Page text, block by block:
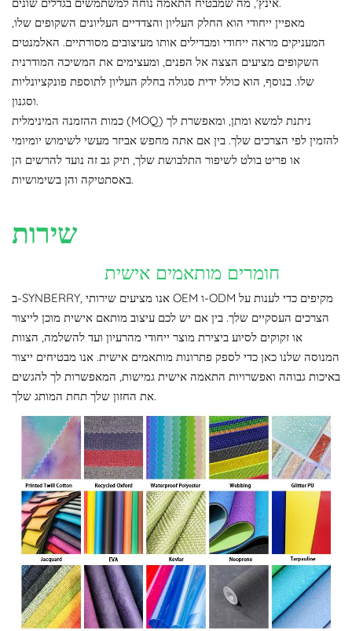
מאפיין ייחודי הוא החלק העליון והצדדיים העליונים השקופים שלו,
המעניקים מראה ייחודי ומבדילים אותו מעיצובים מסורתיים. האלמנטים
השקופים מציעים הצצה אל הפנים, ומעצימים את המשיכה המודרנית
שלו. בנוסף, הוא כולל ידית סגולה בחלק העליון לתוספת פונקציונליות
וסגנון.
כמות ההזמנה המינימלית (MOQ) ניתנת למשא ומתן, ומאפשרת לך
להזמין לפי הצרכים שלך. בין אם אתה מחפש אביזר מעשי לשימוש יומיומי
או פריט בולט לשיפור התלבושת שלך, תיק גב זה נועד להרשים הן
באסתטיקה והן בשימושיות.
חומרים מותאמים אישית
ב-SYNBERRY, אנו מציעים שירותי OEM ו-ODM מקיפים כדי לענות על
הצרכים העסקיים שלך. בין אם יש לכם עיצוב מותאם אישית מוכן לייצור
או זקוקים לסיוע ביצירת מוצר ייחודי מהרעיון ועד להשלמה, הצוות
המנוסה שלנו כאן כדי לספק פתרונות מותאמים אישית. אנו מבטיחים ייצור
באיכות גבוהה ואפשרויות התאמה אישית גמישות, המאפשרות לך להגשים
את החזון שלך תחת המותג שלך.